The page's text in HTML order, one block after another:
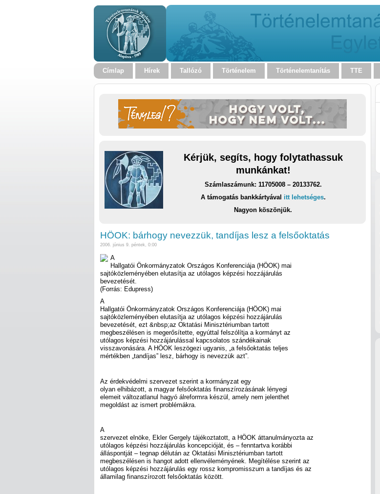
Címlap Hírek Tallózó Történelem Történelemtanítás TTE
Kérjük, segíts, hogy folytathassuk
munkánkat!
Számlaszámunk: 11705008 – 20133762.
A támogatás bankkártyával itt lehetséges.
Nagyon köszönjük.
HÖOK: bárhogy nevezzük, tandíjas lesz a felsőoktatás
2006. június 9. péntek, 0:00
A
Hallgatói Önkormányzatok Országos Konferenciája (HÖOK) mai
sajtóközleményében elutasítja az utólagos képzési hozzájárulás
bevezetését.
(Forrás: Edupress)
A
Hallgatói Önkormányzatok Országos Konferenciája (HÖOK) mai
sajtóközleményében elutasítja az utólagos képzési hozzájárulás
bevezetését, ezt &nbsp;az Oktatási Minisztériumban tartott
megbeszélésen is megerősítette, egyúttal felszólítja a kormányt az
utólagos képzési hozzájárulással kapcsolatos szándékainak
visszavonására. A HÖOK leszögezi ugyanis, „a felsőoktatás teljes
mértékben „tandíjas” lesz, bárhogy is nevezzük azt”.
Az érdekvédelmi szervezet szerint a kormányzat egy
olyan elhibázott, a magyar felsőoktatás finanszírozásának lényegi
elemeit változatlanul hagyó álreformra készül, amely nem jelenthet
megoldást az ismert problémákra.
A
szervezet elnöke, Ekler Gergely tájékoztatott, a HÖOK áttanulmányozta az
utólagos képzési hozzájárulás koncepcióját, és – fenntartva korábbi
álláspontját – tegnap délután az Oktatási Minisztériumban tartott
megbeszélésen is hangot adott ellenvéleményének. Megítélése szerint az
utólagos képzési hozzájárulás egy rossz kompromisszum a tandíjas és az
államilag finanszírozott felsőoktatás között.